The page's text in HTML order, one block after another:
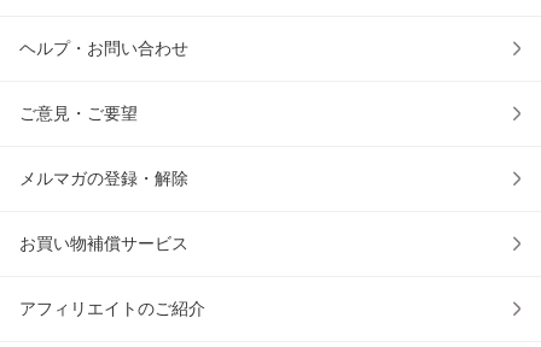
ヘルプ・お問い合わせ
ご意見・ご要望
メルマガの登録・解除
お買い物補償サービス
アフィリエイトのご紹介